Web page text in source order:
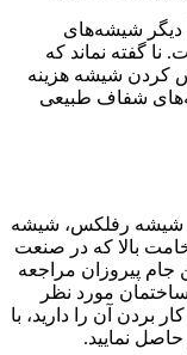
دیگر شیشه‌های
گفته نماند که
کردن شیشه هزینه
شفاف طبیعی
شیشه رفلکس، شیشه
بالا که در صنعت
پیروزان مراجعه
مورد نظر
بردن آن را دارید، با
نمایید.